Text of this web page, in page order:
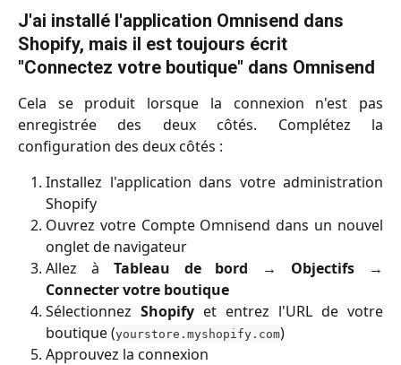
J'ai installé l'application Omnisend dans
Shopify, mais il est toujours écrit
"Connectez votre boutique" dans Omnisend
Cela se produit lorsque la connexion n'est pas
enregistrée des deux côtés. Complétez la
configuration des deux côtés :
Installez l'application dans votre administration
Shopify
Ouvrez votre Compte Omnisend dans un nouvel
onglet de navigateur
Allez à Tableau de bord → Objectifs
→
Connecter votre boutique
Sélectionnez Shopify et entrez l'URL de votre
boutique (yourstore.myshopify.com)
Approuvez la connexion